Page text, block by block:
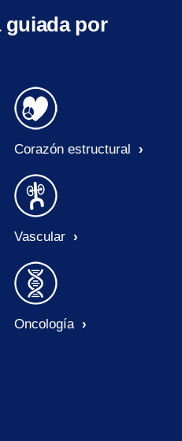
guiada por
Corazón estructural
Vascular
Oncología